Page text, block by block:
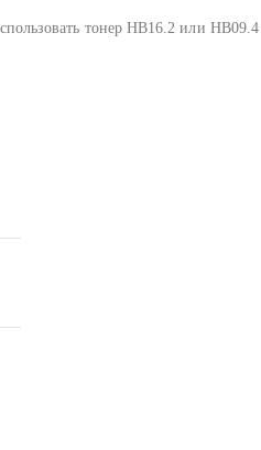
тонер HB16.2 или HB09.4